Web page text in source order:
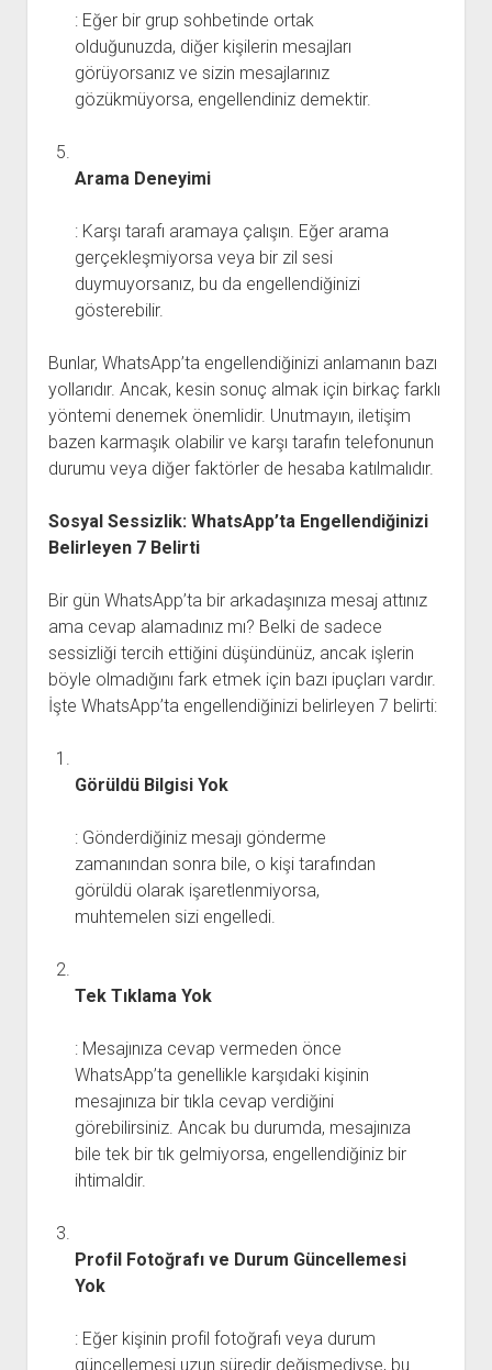
: Eğer bir grup sohbetinde ortak
olduğunuzda, diğer kişilerin mesajları
görüyorsanız ve sizin mesajlarınız
gözükmüyorsa, engellendiniz demektir.
Arama Deneyimi
: Karşı tarafı aramaya çalışın. Eğer arama
gerçekleşmiyorsa veya bir zil sesi
duymuyorsanız, bu da engellendiğinizi
gösterebilir.
Bunlar, WhatsApp’ta engellendiğinizi anlamanın bazı
yollarıdır. Ancak, kesin sonuç almak için birkaç farklı
yöntemi denemek önemlidir. Unutmayın, iletişim
bazen karmaşık olabilir ve karşı tarafın telefonunun
durumu veya diğer faktörler de hesaba katılmalıdır.
Sosyal Sessizlik: WhatsApp’ta Engellendiğinizi
Belirleyen 7 Belirti
Bir gün WhatsApp’ta bir arkadaşınıza mesaj attınız
ama cevap alamadınız mı? Belki de sadece
sessizliği tercih ettiğini düşündünüz, ancak işlerin
böyle olmadığını fark etmek için bazı ipuçları vardır.
İşte WhatsApp’ta engellendiğinizi belirleyen 7 belirti:
Görüldü Bilgisi Yok
: Gönderdiğiniz mesajı gönderme
zamanından sonra bile, o kişi tarafından
görüldü olarak işaretlenmiyorsa,
muhtemelen sizi engelledi.
Tek Tıklama Yok
: Mesajınıza cevap vermeden önce
WhatsApp’ta genellikle karşıdaki kişinin
mesajınıza bir tıkla cevap verdiğini
görebilirsiniz. Ancak bu durumda, mesajınıza
bile tek bir tık gelmiyorsa, engellendiğiniz bir
ihtimaldir.
Profil Fotoğrafı ve Durum Güncellemesi
Yok
: Eğer kişinin profil fotoğrafı veya durum
güncellemesi uzun süredir değişmediyse, bu